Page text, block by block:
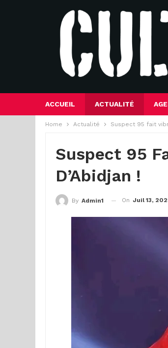
ACCUEIL ACTUALITÉ
Home Actualité Suspect 95 fait
Suspect 95
D’Abidjan !
By Admin1 On Juil 13,